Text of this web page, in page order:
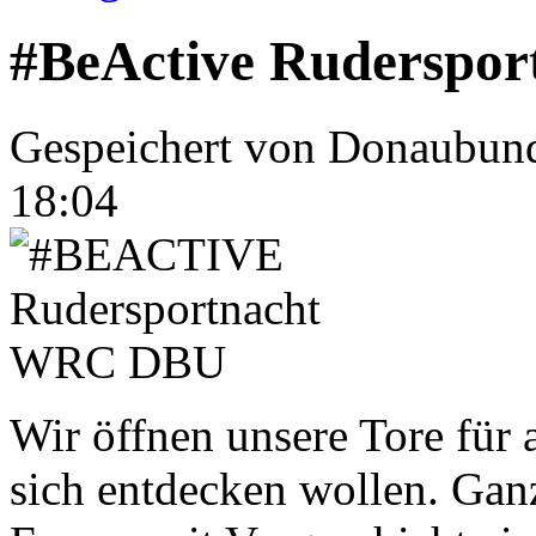
#BeActive
Gespeichert von
18:04
Wir öffnen unsere Tore für
sich entdecken wollen.